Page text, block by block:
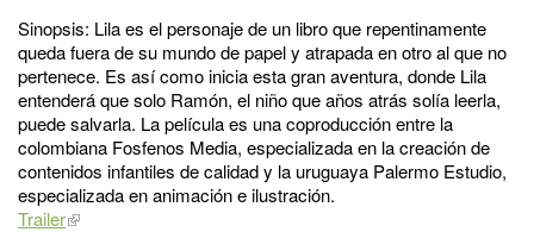
Sinopsis: Lila es el personaje de un libro que repentinamente
queda fuera de su mundo de papel y atrapada en otro al que no
pertenece. Es así como inicia esta gran aventura, donde Lila
entenderá que solo Ramón, el niño que años atrás solía leerla,
puede salvarla. La película es una coproducción entre la
colombiana Fosfenos Media, especializada en la creación de
contenidos infantiles de calidad y la uruguaya Palermo Estudio,
especializada en animación e ilustración.
Trailer